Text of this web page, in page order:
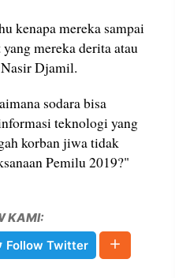
kenapa mereka sampai
mereka derita atau
Djamil.
sodara bisa
teknologi yang
korban jiwa tidak
Pemilu 2019?"
KAMI:
Follow Twitter